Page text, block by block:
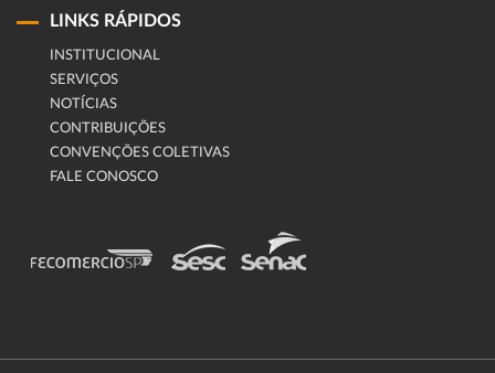
LINKS RÁPIDOS
INSTITUCIONAL
SERVIÇOS
NOTÍCIAS
CONTRIBUIÇÕES
CONVENÇÕES COLETIVAS
FALE CONOSCO